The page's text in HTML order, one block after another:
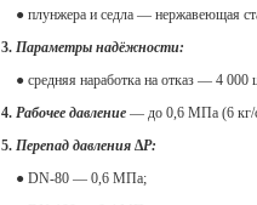
● плунжера и седла — нержавеющая
3. Параметры надёжности:
● средняя наработка на отказ — 4 000
4. Рабочее давление — до 0,6 МПа (6 кг/
5. Перепад давления ∆Р:
● DN-80 — 0,6 МПа;